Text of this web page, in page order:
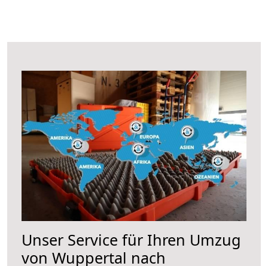
Unser Service für Ihren Umzug
von Wuppertal nach